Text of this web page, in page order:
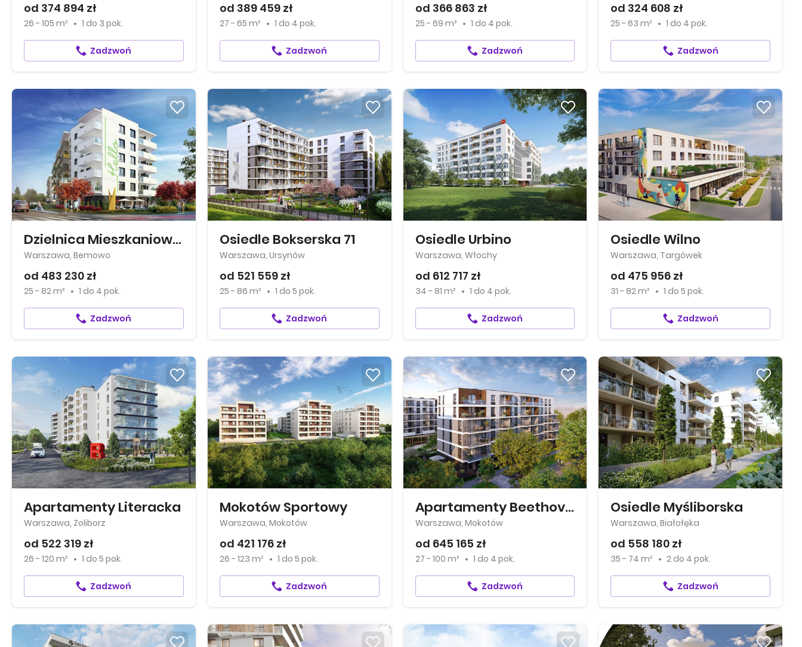
od 374 894 zł
26 - 105 m² 1 do 3 pok.
Zadzwoń
od 389 459 zł
27 - 65 m² 1 do 4 pok.
Zadzwoń
od 366 863 zł
25 - 69 m² 1 do 4 pok.
Zadzwoń
od 324 608 zł
25 - 63 m² 1 do 4 pok.
Zadzwoń
Dzielnica Mieszkaniowa Metro Zachód
Warszawa, Bemowo
od 483 230 zł
25 - 82 m² 1 do 4 pok.
Zadzwoń
Osiedle Bokserska 71
Warszawa, Ursynów
od 521 559 zł
25 - 86 m² 1 do 5 pok.
Zadzwoń
Osiedle Urbino
Warszawa, Włochy
od 612 717 zł
34 - 81 m² 1 do 4 pok.
Zadzwoń
Osiedle Wilno
Warszawa, Targówek
od 475 956 zł
31 - 82 m² 1 do5 pok.
Zadzwoń
Apartamenty Literacka
Warszawa, Żoliborz
od 522 319 zł
26 - 120 m² 1 do 5 pok.
Zadzwoń
Mokotów Sportowy
Warszawa, Mokotów
od 421 176 zł
26 - 123 m² 1 do 5 pok.
Zadzwoń
Apartamenty Beethovena
Warszawa, Mokotów
od 645 165 zł
27 - 100 m² 1 do 4 pok.
Zadzwoń
Osiedle Myśliborska
Warszawa, Białołęka
od 558 180 zł
35 - 74 m² 2 do 4 pok.
Zadzwoń